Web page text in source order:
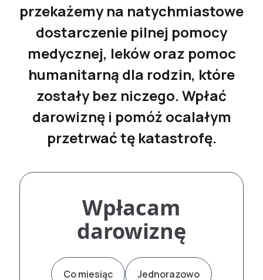
przekażemy na natychmiastowe
dostarczenie pilnej pomocy
medycznej, leków oraz pomoc
humanitarną dla rodzin, które
zostały bez niczego. Wpłać
darowiznę i pomóż ocalałym
przetrwać tę katastrofę.
Wpłacam
darowiznę
Co miesiąc Jednorazowo